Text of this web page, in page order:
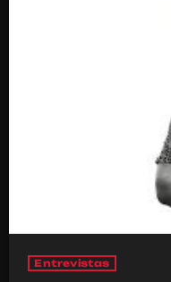
Entrevistas